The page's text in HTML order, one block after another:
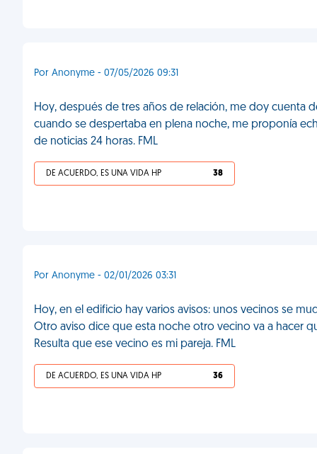
Por Anonyme - 07/05/2026 09:31
Hoy, después de tres años de relación, me doy cuenta
cuando se despertaba en plena noche, me proponía
de noticias 24 horas. FML
DE ACUERDO, ES UNA VIDA HP 38
Por Anonyme - 02/01/2026 03:31
Hoy, en el edificio hay varios avisos: unos vecinos se
Otro aviso dice que esta noche otro vecino va a hacer
Resulta que ese vecino es mi pareja. FML
DE ACUERDO, ES UNA VIDA HP 36